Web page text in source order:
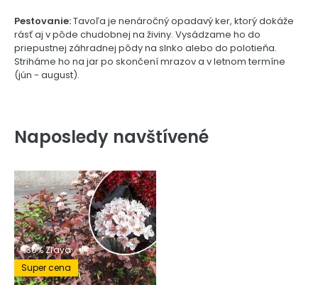
Pestovanie:Tavoľa je nenáročný opadavý ker, ktorý dokáže
rásť aj v pôde chudobnej na živiny. Vysádzame ho do
priepustnej záhradnej pôdy na slnko alebo do polotieňa.
Striháme ho na jar po skončení mrazov a v letnom termíne
(jún - august).
Naposledy navštívené
-30% Zľava
Super cena